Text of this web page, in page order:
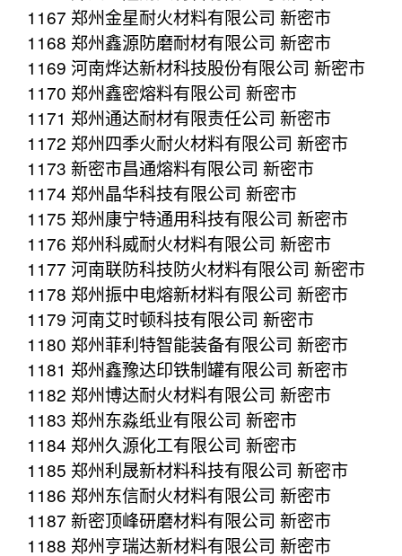
1167 郑州金星耐火材料有限公司 新密市
1168 郑州鑫源防磨耐材有限公司 新密市
1169 河南烨达新材科技股份有限公司 新密市
1170 郑州鑫密熔料有限公司 新密市
1171 郑州通达耐材有限责任公司 新密市
1172 郑州四季火耐火材料有限公司 新密市
1173 新密市昌通熔料有限公司 新密市
1174 郑州晶华科技有限公司 新密市
1175 郑州康宁特通用科技有限公司 新密市
1176 郑州科威耐火材料有限公司 新密市
1177 河南联防科技防火材料有限公司 新密市
1178 郑州振中电熔新材料有限公司 新密市
1179 河南艾时顿科技有限公司 新密市
1180 郑州菲利特智能装备有限公司 新密市
1181 郑州鑫豫达印铁制罐有限公司 新密市
1182 郑州博达耐火材料有限公司 新密市
1183 郑州东淼纸业有限公司 新密市
1184 郑州久源化工有限公司 新密市
1185 郑州利晟新材料科技有限公司 新密市
1186 郑州东信耐火材料有限公司 新密市
1187 新密顶峰研磨材料有限公司 新密市
1188 郑州亨瑞达新材料有限公司 新密市